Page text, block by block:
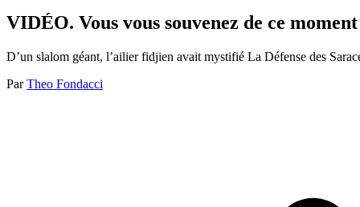
VIDÉO. Vous vous souvenez de ce
D’un slalom géant, l’ailier fidjien avait mystifié La Défense des
Par Theo Fondacci